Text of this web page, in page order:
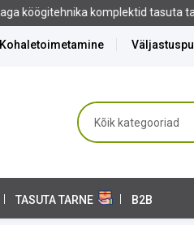
Kohaletoimetamine
TASUTA TARNE B2B